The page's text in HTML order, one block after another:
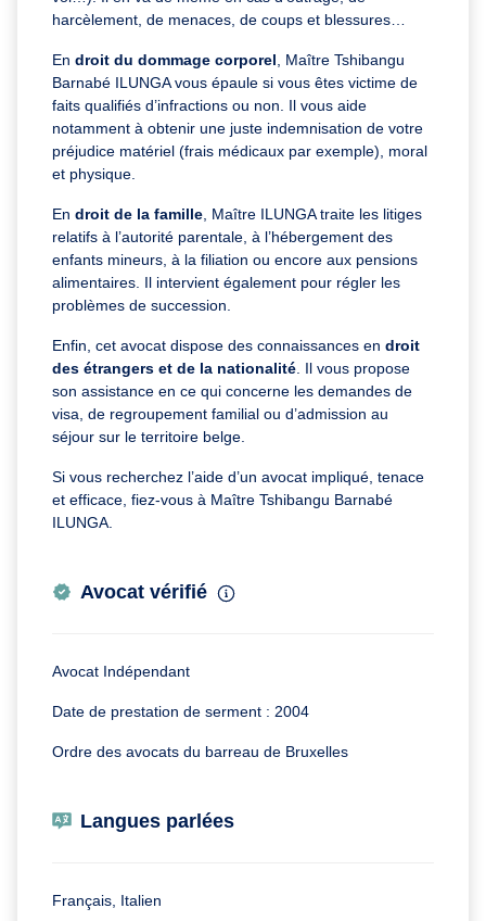
harcèlement, de menaces, de coups et blessures…
En droit du dommage corporel , Maître Tshibangu
Barnabé ILUNGA vous épaule si vous êtes victime de
faits qualifiés d’infractions ou non. Il vous aide
notamment à obtenir une juste indemnisation de votre
préjudice matériel (frais médicaux par exemple), moral
et physique.
En droit de la famille , Maître ILUNGA traite les litiges
relatifs à l’autorité parentale, à l’hébergement des
enfants mineurs, à la filiation ou encore aux pensions
alimentaires. Il intervient également pour régler les
problèmes de succession.
Enfin, cet avocat dispose des connaissances en droit
des étrangers et de la nationalité . Il vous propose
son assistance en ce qui concerne les demandes de
visa, de regroupement familial ou d’admission au
séjour sur le territoire belge.
Si vous recherchez l’aide d’un avocat impliqué, tenace
et efficace, fiez-vous à Maître Tshibangu Barnabé
ILUNGA.
Avocat vérifié
Avocat Indépendant
Date de prestation de serment : 2004
Ordre des avocats du barreau de Bruxelles
Langues parlées
Français, Italien